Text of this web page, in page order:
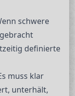
schwere
definierte
muss klar
unterhält,